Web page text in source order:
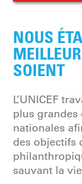
NOUS
SOIENT
L’UNICEF
plus
nationales
des objectifs
sauvant la